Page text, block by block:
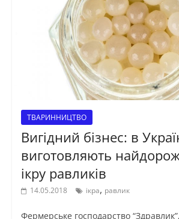
ТВАРИННИЦТВО
Вигідний бізнес: в
виготовляють
ікру равликів
14.05.2018 ікра, равлик
Фермерське господарство